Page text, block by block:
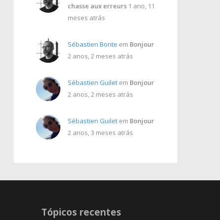
chasse aux erreurs 1 ano, 11
meses atrás
Sébastien Bonte em Bonjour
2 anos, 2 meses atrás
Sébastien Guiletem Bonjour
2 anos, 2 meses atrás
Sébastien Guiletem Bonjour
2 anos, 3 meses atrás
Tópicos recentes